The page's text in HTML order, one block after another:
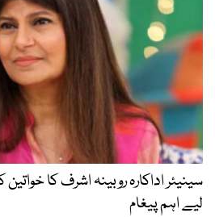
سینیئر اداکارہ روبینہ اشرف کا
لیے اہم پیغام